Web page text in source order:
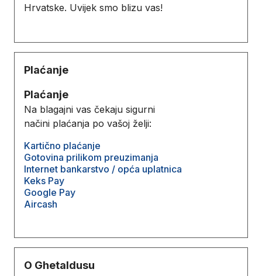
Hrvatske. Uvijek smo blizu vas!
Plaćanje
Plaćanje
Na blagajni vas čekaju sigurni
načini plaćanja po vašoj želji:
Kartično plaćanje
Gotovina prilikom preuzimanja
Internet bankarstvo / opća uplatnica
Keks Pay
Google Pay
Aircash
O Ghetaldusu